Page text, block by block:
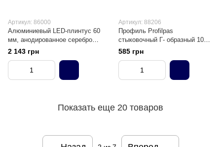
Артикул: 86000
Алюминиевый LED-плинтус 60
мм, анодированное серебро
Profilpas 89/6L (86000)
2 143 грн
Артикул: 88206
Профиль Profilpas
стыковочный Г- образный 10
мм, анодированный серебро
585 грн
Показать еще 20 товаров